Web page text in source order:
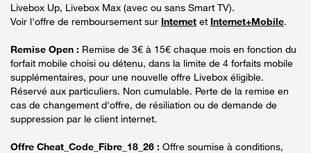
Livebox Up, Livebox Max (avec ou sans Smart TV).
Voir l'offre de remboursement sur Internet et Internet+Mobile.
Remise Open : Remise de 3€ à 15€ chaque mois en fonction du
forfait mobile choisi ou détenu, dans la limite de 4 forfaits mobile
supplémentaires, pour une nouvelle offre Livebox éligible.
Réservé aux particuliers. Non cumulable. Perte de la remise en
cas de changement d'offre, de résiliation ou de demande de
suppression par le client internet.
Offre Cheat_Code_Fibre_18_26 : Offre soumise à conditions,